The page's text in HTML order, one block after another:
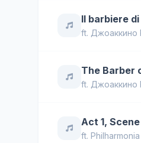
Il barbiere
ft. Джоаккино
The Barber
ft. Джоаккино
Act 1,
ft.